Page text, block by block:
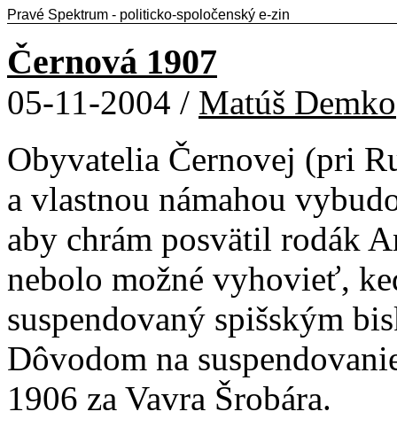
Pravé Spektrum - politicko-spoločenský e-zin
Černová 1907
05-11-2004 / Matúš Demko
Obyvatelia Černovej (pri
a vlastnou námahou
aby chrám posvätil rodák
nebolo možné vyhovieť,
suspendovaný spišským
Dôvodom na
1906 za Vavra Šrobára.